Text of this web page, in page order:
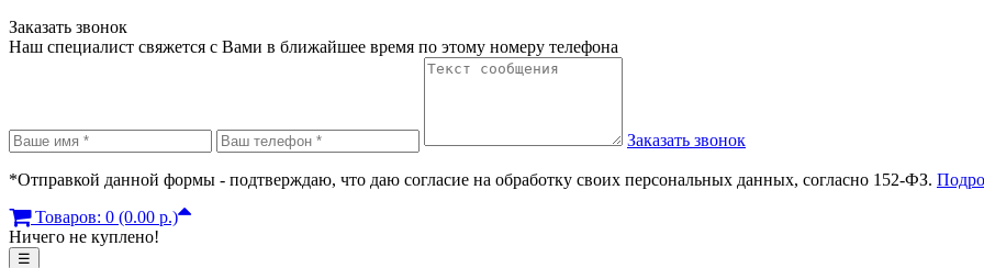
Заказать звонок
Наш специалист свяжется с Вами в ближайшее время по этому номеру телефона
Заказать звонок
*Отправкой данной формы - подтверждаю, что даю согласие на обработку своих персональных данных, согласно 152-ФЗ.
Товаров: 0 (0.00 р.)
Ничего не куплено!
☰